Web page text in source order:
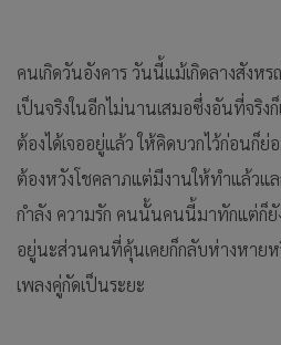
คนเกิดวันอังคาร วันนี้แม้เกิดลางสังหร
เป็นจริงในอีกไม่นานเสมอซึ่งอันที่จริ
ต้องได้เจออยู่แล้ว ให้คิดบวกไว้ก่อนก็ย่
ต้องหวังโชคลาภแต่มีงานให้ทำแล้วแ
กำลัง ความรัก คนนั้นคนนี้มาทักแต่ก็ยั
อยู่นะส่วนคนที่คุ้นเคยก็กลับห่างหาย
เพลงคู่กัดเป็นระยะ